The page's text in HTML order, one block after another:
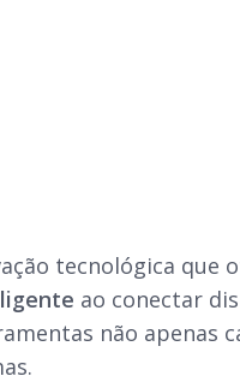
tecnológica
ao conectar
não apenas